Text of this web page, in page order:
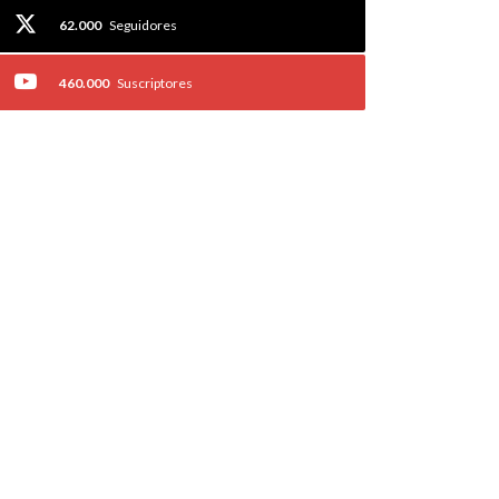
62.000 Seguidores
460.000 Suscriptores